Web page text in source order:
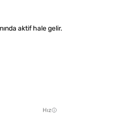
aktif hale gelir.
Hız